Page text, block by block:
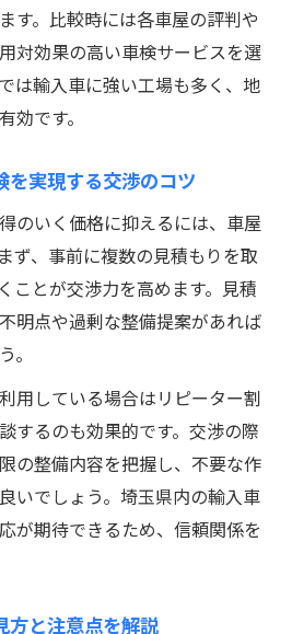
す。比較時には各車屋の評判や
対効果の高い車検サービスを選
は輸入車に強い工場も多く、地
効です。
を実現する交渉のコツ
のいく価格に抑えるには、車屋
ず、事前に複数の見積もりを取
ことが交渉力を高めます。見積
明点や過剰な整備提案があれば
。
用している場合はリピーター割
するのも効果的です。交渉の際
の整備内容を把握し、不要な作
いでしょう。埼玉県内の輸入車
が期待できるため、信頼関係を
方と注意点を解説